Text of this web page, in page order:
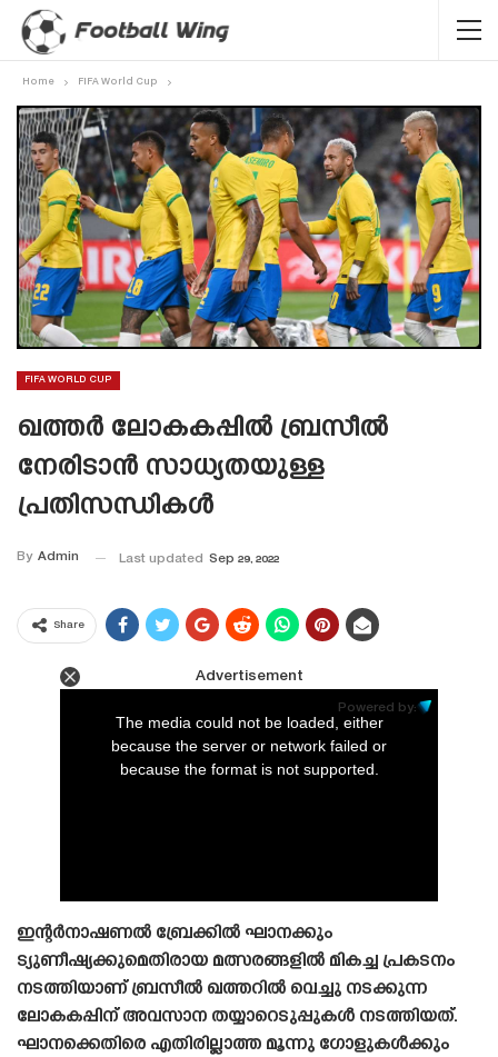
Home FIFA World Cup
FIFA WORLD CUP
ഖത്തർ ലോകകപ്പിൽ ബ്രസീൽ
നേരിടാൻ സാധ്യതയുള്ള
പ്രതിസന്ധികൾ
By Admin Last updated Sep 29, 2022
Share
Advertisement
Powered by:
The media could not be loaded, either
because the server or network failed or
because the format is not supported.
ഇന്റർനാഷണൽ ബ്രേക്കിൽ ഘാനക്കും
ട്യുണീഷ്യക്കുമെതിരായ മത്സരങ്ങളിൽ മികച്ച പ്രകടനം
നടത്തിയാണ് ബ്രസീൽ ഖത്തറിൽ വെച്ചു നടക്കുന്ന
ലോകകപ്പിന് അവസാന തയ്യാറെടുപ്പുകൾ നടത്തിയത്.
ഘാനക്കെതിരെ എതിരില്ലാത്ത മൂന്നു ഗോളുകൾക്കും